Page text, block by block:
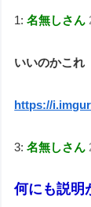
1:名無しさん
いいのかこれ
https://
3:名無しさん
何にも説明